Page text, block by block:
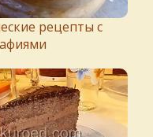
рецепты с